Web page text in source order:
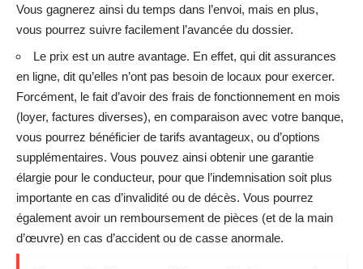
Vous gagnerez ainsi du temps dans l’envoi, mais en plus,
vous pourrez suivre facilement l’avancée du dossier.
Le prix est un autre avantage. En effet, qui dit assurances
en ligne, dit qu’elles n’ont pas besoin de locaux pour exercer.
Forcément, le fait d’avoir des frais de fonctionnement en mois
(loyer, factures diverses), en comparaison avec votre banque,
vous pourrez bénéficier de tarifs avantageux, ou d’options
supplémentaires. Vous pouvez ainsi obtenir une garantie
élargie pour le conducteur, pour que l’indemnisation soit plus
importante en cas d’invalidité ou de décès. Vous pourrez
également avoir un remboursement de pièces (et de la main
d’œuvre) en cas d’accident ou de casse anormale.